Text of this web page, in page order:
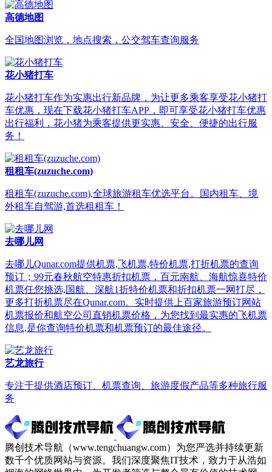
高德地图
全国地图浏览，地点搜索，公交驾车查询服务
花小猪打车
花小猪打车作为实惠出行新品牌，为让更多乘客享受花小猪打
车优惠，现在下载花小猪打车APP，即可享受花小猪打车优惠
出行福利，花小猪为乘客提供更实惠、安全、便捷的出行服
务！
租租车(zuzuche.com)
租租车(zuzuche.com),全球旅游租车优选平台。国内租车、境
外租车自驾游,首选租租车！
去哪儿网
去哪儿Qunar.com提供机票,飞机票,特价机票,打折机票的查询
预订；99元春秋航空特惠折扣机票，百元南航、海航惊喜特价
机票任您挑选,国航、深航1折特价机票和折扣机票一网打尽，
更多打折机票尽在Qunar.com。实时提供上百家旅游预订网站
机票报价和航空公司直销机票价格，为您找到最实惠的飞机票
信息,是你查询特价机票和机票预订的最佳途径。
艺龙旅行
专注于提供酒店预订、机票查询、旅游度假产品等多种旅行服
务
腾创技术导航（www.tengchuangw.com）为您严选并持续更新
数千个优质网站与资源。我们深度聚焦IT技术，致力于从浩如